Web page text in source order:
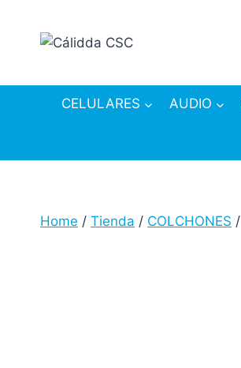
CELULARES AUDIO
Home / Tienda / COLCHONES /